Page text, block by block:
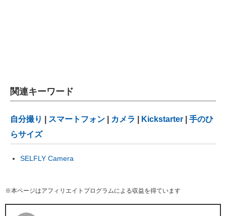
関連キーワード
自分撮り スマートフォン カメラ Kickstarter
手のひ
らサイズ
SELFLY Camera
※本ページはアフィリエイトプログラムによる収益を得ています